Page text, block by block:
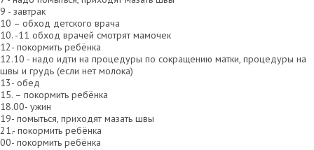
9 - завтрак
10 – обход детского врача
10. -11 обход врачей смотрят мамочек
12- покормить ребёнка
12.10 - надо идти на процедуры по сокращению матки, процедуры на
швы и грудь (если нет молока)
13- обед
15. – покормить ребёнка
18.00- ужин
19- помыться, приходят мазать швы
21.- покормить ребёнка
00- покормить ребёнка